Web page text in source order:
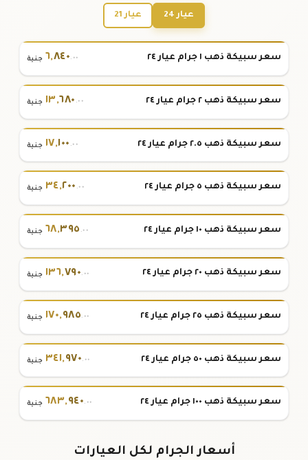
عيار 24 عيار 21
سعر سبيكة ذهب ١ جرام عيار ٢٤ ٦,٨٤٠.٠٠ جنية
سعر سبيكة ذهب ٢ جرام عيار ٢٤ ١٣,٦٨٠ .٠٠ جنية
سعر سبيكة ذهب ٢.٥ جرام عيار ٢٤ ١٧,١٠٠ .٠٠ جنية
سعر سبيكة ذهب ٥ جرام عيار ٢٤ ٣٤,٢٠٠ .٠٠ جنية
سعر سبيكة ذهب ١٠ جرام عيار ٢٤ ٦٨,٣٩٥ .٠٠ جنية
سعر سبيكة ذهب ٢٠ جرام عيار ٢٤ ١٣٦,٧٩٠.٠٠ جنية
سعر سبيكة ذهب ٢٥ جرام عيار ٢٤ ١٧٠,٩٨٥.٠٠ جنية
سعر سبيكة ذهب ٥٠ جرام عيار ٢٤ ٣٤١,٩٧٠.٠٠ جنية
سعر سبيكة ذهب ١٠٠ جرام عيار ٢٤ ٦٨٣,٩٤٠.٠٠ جنية
أسعار الجرام لكل العيارات